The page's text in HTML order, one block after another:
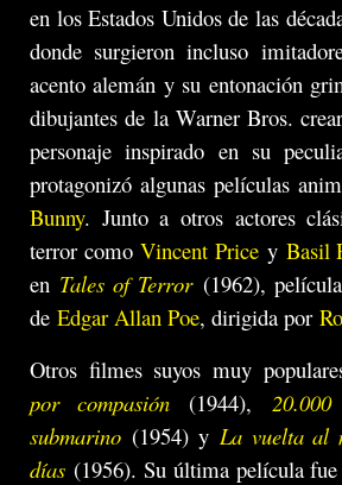
en los Estados Unidos de las
donde surgieron incluso
acento alemán y su entonación
dibujantes de la Warner Bros.
personaje inspirado en su
protagonizó algunas películas
Bunny. Junto a otros actores
terror comoVincent Price y Basil
en Tales of Terror(1962), película
de Edgar Allan Poe, dirigida por
Otros filmes suyos muy
por compasión (1944),
submarino (1954) y La vuelta al
días (1956). Su última película fue